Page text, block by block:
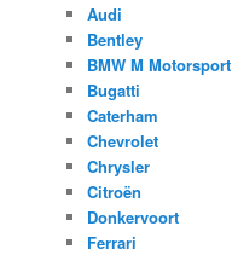
Audi
Bentley
BMW M Motorsport
Bugatti
Caterham
Chevrolet
Chrysler
Citroën
Donkervoort
Ferrari